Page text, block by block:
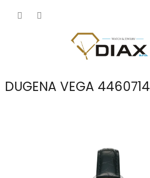
DUGENA VEGA 4460714